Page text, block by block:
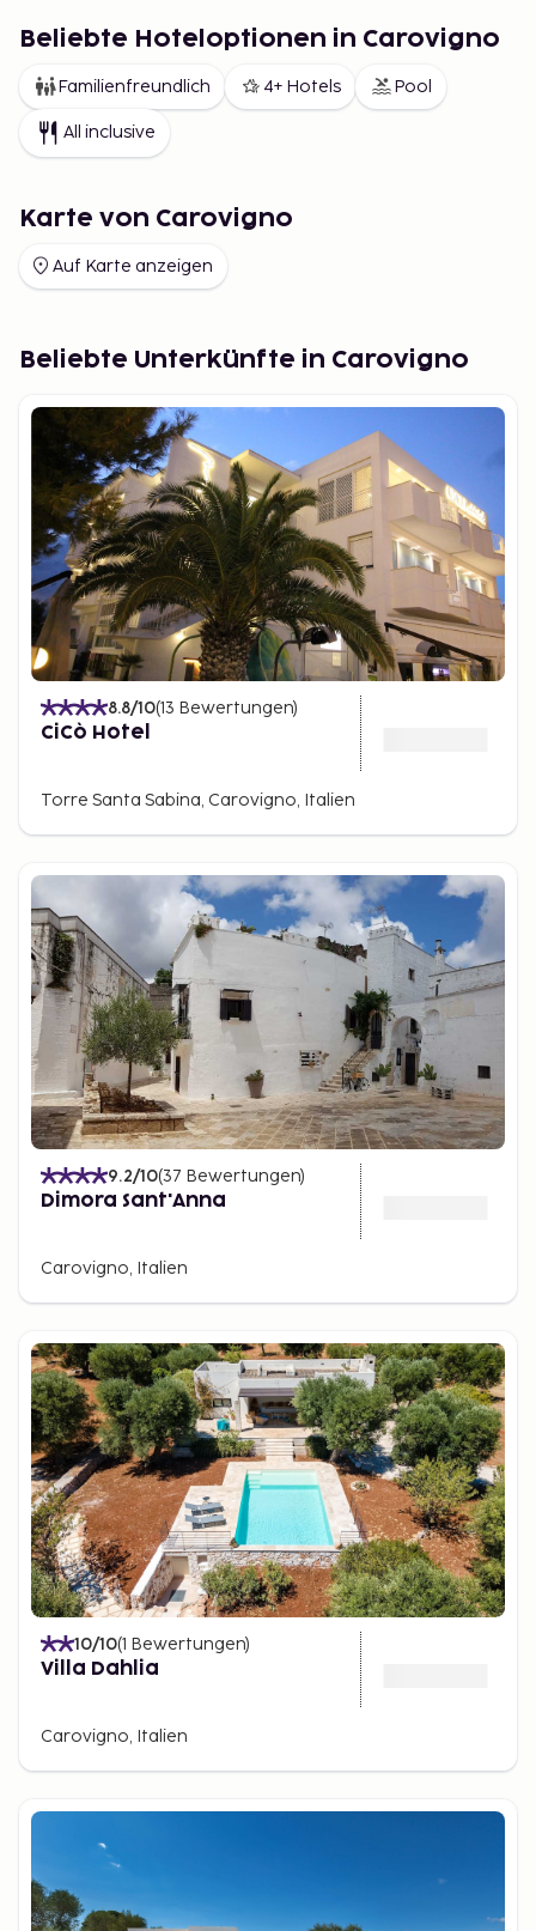
die die erste Hauptstraße zwischen Rom und
Dank seiner Geschichte gibt es viel zu sehen. Das
Castello Rosso (Rote Schloss) verdankt seinen
Namen dem einzigartigen roten Stein, aus dem es
es auch mehrere alte Kirchen, eine davon ist die
und dekorativen Marmortor.
Olivenölproduktion hat eine jahrtausendelange
oben auf der Liste.
Beliebte Hoteloptionen in Carovigno
Familienfreundlich 4+ Hotels Pool
All inclusive
Karte von Carovigno
Auf Karte anzeigen
Beliebte Unterkünfte in Carovigno
8.8/10(13 Bewertungen)
CiCò Hotel
Torre Santa Sabina, Carovigno, Italien
9.2/10(37 Bewertungen)
Dimora Sant'Anna
Carovigno, Italien
10/10(1 Bewertungen)
Villa Dahlia
Carovigno, Italien